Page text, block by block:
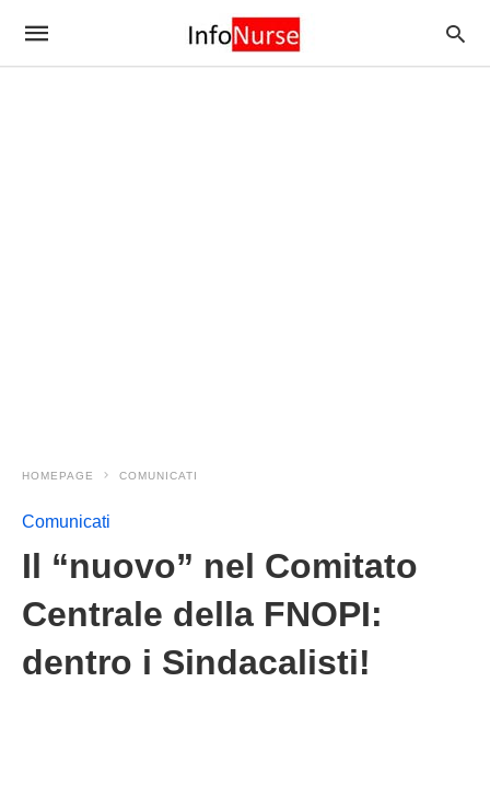
HOMEPAGE COMUNICATI
Comunicati
Il “nuovo” nel Comitato
Centrale della FNOPI:
dentro i Sindacalisti!